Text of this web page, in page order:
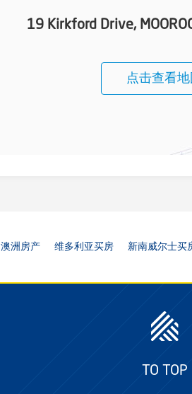
19 Kirkford Drive,
点击查看地
澳洲房产 维多利亚买房 新南威尔士买
TO TOP